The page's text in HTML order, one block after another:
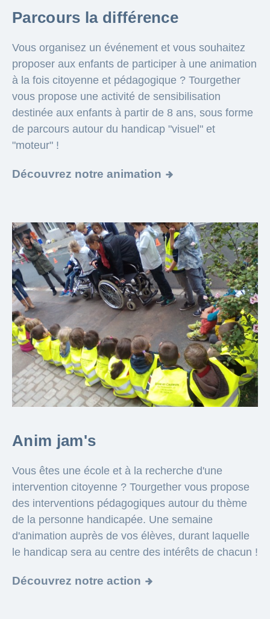
Parcours la différence
Vous organisez un événement et vous souhaitez
proposer aux enfants de participer à une animation
à la fois citoyenne et pédagogique ? Tourgether
vous propose une activité de sensibilisation
destinée aux enfants à partir de 8 ans, sous forme
de parcours autour du handicap "visuel" et
"moteur" !
Découvrez notre animation
Anim jam's
Vous êtes une école et à la recherche d'une
intervention citoyenne ? Tourgether vous propose
des interventions pédagogiques autour du thème
de la personne handicapée. Une semaine
d'animation auprès de vos élèves, durant laquelle
le handicap sera au centre des intérêts de chacun !
Découvrez notre action